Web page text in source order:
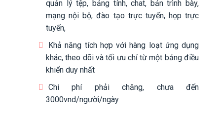
quản lý tệp, bảng tính, chat, bản trình bày,
mạng nội bộ, đào tạo trực tuyến, họp trực
tuyến,
Khả năng tích hợp với hàng loạt ứng dụng
khác, theo dõi và tối ưu chỉ từ một bảng điều
khiển duy nhất
Chi phí phải chăng, chưa đến
3000vnd/người/ngày